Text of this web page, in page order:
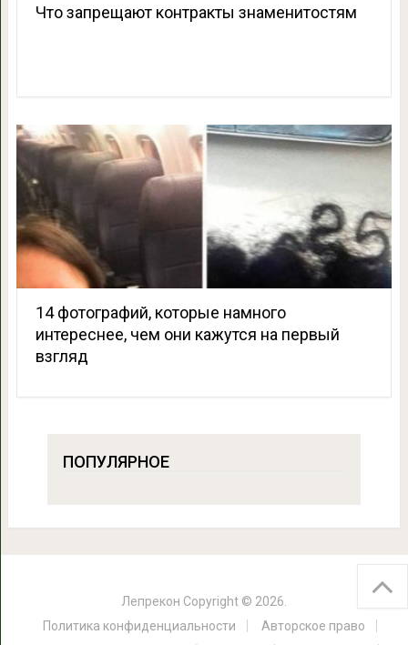
Что запрещают контракты знаменитостям
14 фотографий, которые намного
интереснее, чем они кажутся на первый
взгляд
ПОПУЛЯРНОЕ
Лепрекон Copyright © 2026.
Политика конфиденциальности
Авторское право